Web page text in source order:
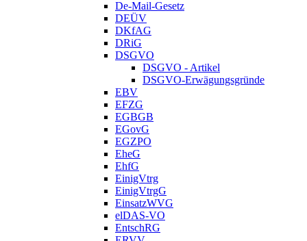
De-Mail-Gesetz
DEÜV
DKfAG
DRiG
DSGVO
DSGVO - Artikel
DSGVO-Erwägungsgründe
EBV
EFZG
EGBGB
EGovG
EGZPO
EheG
EhfG
EinigVtrg
EinigVtrgG
EinsatzWVG
elDAS-VO
EntschRG